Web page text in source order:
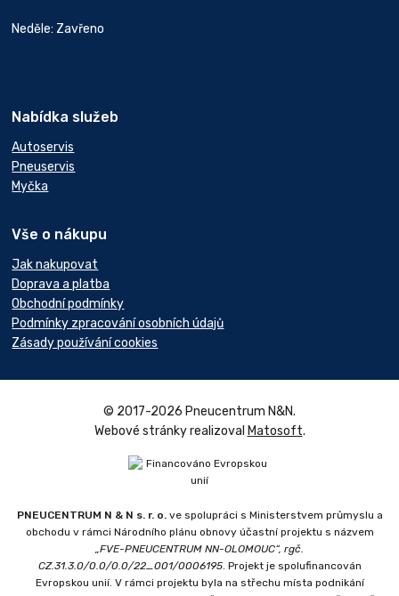
Neděle: Zavřeno
Nabídka služeb
Autoservis
Pneuservis
Myčka
Vše o nákupu
Jak nakupovat
Doprava a platba
Obchodní podmínky
Podmínky zpracování osobních údajů
Zásady používání cookies
© 2017-2026 Pneucentrum N&N.
Webové stránky realizoval Matosoft.
PNEUCENTRUM N & N s. r. o.ve spolupráci s Ministerstvem průmyslu a
obchodu v rámci Národního plánu obnovy účastní projektu s názvem
„FVE-PNEUCENTRUM NN-OLOMOUC“, rgč.
CZ.31.3.0/0.0/0.0/22_001/0006195. Projekt je spolufinancován
Evropskou unií. V rámci projektu byla na střechu místa podnikání